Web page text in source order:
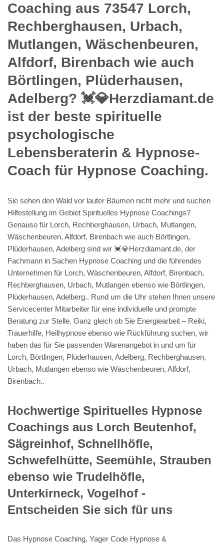
Coaching aus 73547 Lorch,
Rechberghausen, Urbach,
Mutlangen, Wäschenbeuren,
Alfdorf, Birenbach wie auch
Börtlingen, Plüderhausen,
Adelberg? 💓️💎Herzdiamant.de
ist der beste spirituelle
psychologische
Lebensberaterin & Hypnose-
Coach für Hypnose Coaching.
Sie sehen den Wald vor lauter Bäumen nicht mehr und suchen
Hilfestellung im Gebiet Spirituelles Hypnose Coachings?
Genauso für Lorch, Rechberghausen, Urbach, Mutlangen,
Wäschenbeuren, Alfdorf, Birenbach wie auch Börtlingen,
Plüderhausen, Adelberg sind wir 💓️💎Herzdiamant.de, der
Fachmann in Sachen Hypnose Coaching und die führendes
Unternehmen für Lorch, Wäschenbeuren, Alfdorf, Birenbach,
Rechberghausen, Urbach, Mutlangen ebenso wie Börtlingen,
Plüderhausen, Adelberg.. Rund um die Uhr stehen Ihnen unsere
Servicecenter Mitarbeiter für eine individuelle und prompte
Beratung zur Stelle. Ganz gleich ob Sie Energiearbeit – Reiki,
Trauerhilfe, Heilhypnose ebenso wie Rückführung suchen, wir
haben das für Sie passenden Warenangebot in und um für
Lorch, Börtlingen, Plüderhausen, Adelberg, Rechberghausen,
Urbach, Mutlangen ebenso wie Wäschenbeuren, Alfdorf,
Birenbach..
Hochwertige Spirituelles Hypnose
Coachings aus Lorch Beutenhof,
Sägreinhof, Schnellhöfle,
Schwefelhütte, Seemühle, Strauben
ebenso wie Trudelhöfle,
Unterkirneck, Vogelhof -
Entscheiden Sie sich für uns
Das Hypnose Coaching, Yager Code Hypnose &